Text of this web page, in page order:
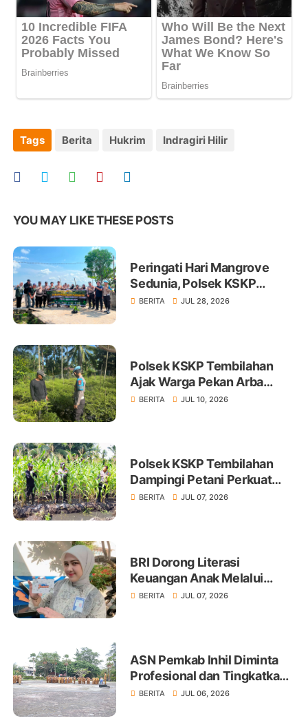
Tags Berita Hukrim Indragiri Hilir
YOU MAY LIKE THESE POSTS
Peringati Hari Mangrove
Sedunia, Polsek KSKP
Tembilahan Tanam 100 Bibit
BERITA JUL 28, 2026
Polsek KSKP Tembilahan
Ajak Warga Pekan Arba
Tanam Cabai Dukung
BERITA JUL 10, 2026
Polsek KSKP Tembilahan
Dampingi Petani Perkuat
Swasembada Pangan
BERITA JUL 07, 2026
BRI Dorong Literasi
Keuangan Anak Melalui
Produk BritAma Junio
BERITA JUL 07, 2026
ASN Pemkab Inhil Diminta
Profesional dan Tingkatkan
Pelayanan Publik
BERITA JUL 06, 2026